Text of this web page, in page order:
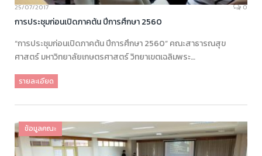
25/07/2017 0
การประชุมก่อนเปิดภาคต้น ปีการศึกษา 2560
“การประชุมก่อนเปิดภาคต้น ปีการศึกษา 2560” คณะสาธารณสุข
ศาสตร์ มหาวิทยาลัยเกษตรศาสตร์ วิทยาเขตเฉลิมพระ…
รายละเอียด
ข้อมูลคณะ